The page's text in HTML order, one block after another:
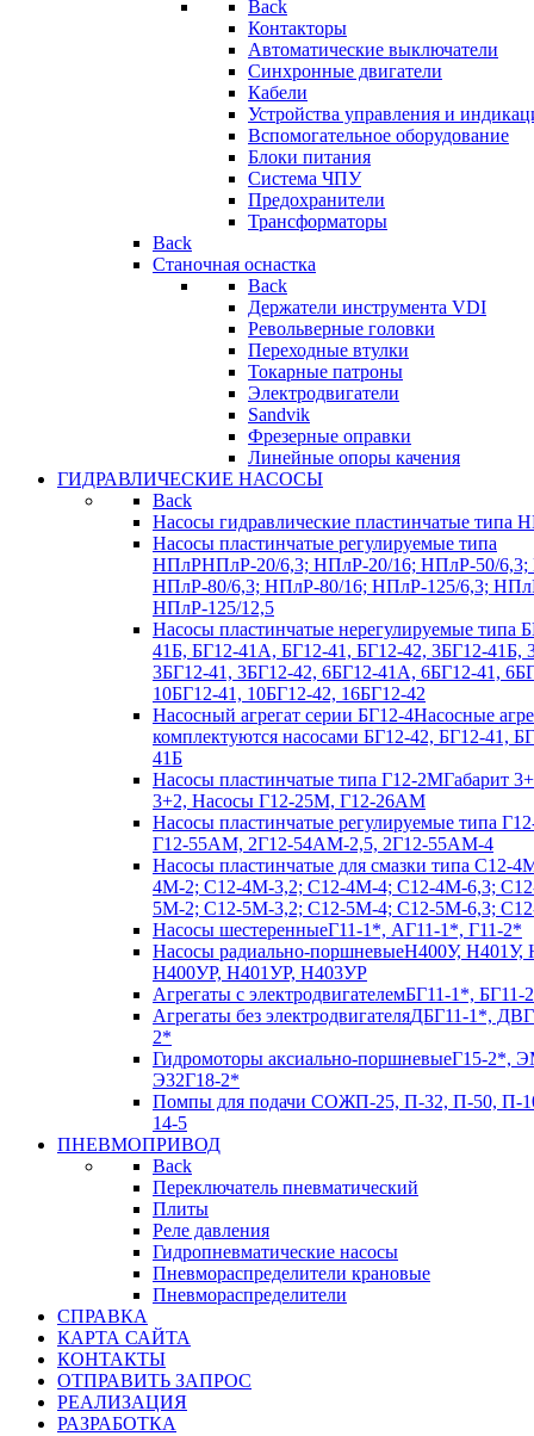
Back
Контакторы
Автоматические выключатели
Синхронные двигатели
Кабели
Устройства управления и
Вспомогательное оборудование
Блоки питания
Система ЧПУ
Предохранители
Трансформаторы
Back
Станочная оснастка
Back
Держатели инструмента VDI
Револьверные головки
Переходные втулки
Токарные патроны
Электродвигатели
Sandvik
Фрезерные оправки
Линейные опоры качения
ГИДРАВЛИЧЕСКИЕ НАСОСЫ
Back
Насосы гидравлические пластинчатые типа
Насосы пластинчатые регулируемые типа
НПлРНПлР-20/6,3; НПлР-20/16; НПлР-50/6,3;
НПлР-80/6,3; НПлР-80/16; НПлР-125/6,3;
НПлР-125/12,5
Насосы пластинчатые нерегулируемые типа
41Б, БГ12-41А, БГ12-41, БГ12-42, 3БГ12-41Б,
3БГ12-41, 3БГ12-42, 6БГ12-41А, 6БГ12-41,
10БГ12-41, 10БГ12-42, 16БГ12-42
Насосный агрегат серии БГ12-4Насосные
комплектуются насосами БГ12-42, БГ12-41,
41Б
Насосы пластинчатые типа Г12-2МГабарит
3+2, Насосы Г12-25М, Г12-26АМ
Насосы пластинчатые регулируемые типа
Г12-55АМ, 2Г12-54АМ-2,5, 2Г12-55АМ-4
Насосы пластинчатые для смазки типа C12-
4М-2; С12-4М-3,2; С12-4М-4; С12-4М-6,3;
5М-2; С12-5М-3,2; С12-5М-4; С12-5М-6,3;
Насосы шестеренныеГ11-1*, АГ11-1*, Г11-2*
Насосы радиально-поршневыеН400У, Н401У,
Н400УР, Н401УР, Н403УР
Агрегаты с электродвигателемБГ11-1*, БГ11-
Агрегаты без электродвигателяДБГ11-1*,
2*
Гидромоторы аксиально-поршневыеГ15-2*,
Э32Г18-2*
Помпы для подачи СОЖП-25, П-32, П-50, П-
14-5
ПНЕВМОПРИВОД
Back
Переключатель пневматический
Плиты
Реле давления
Гидропневматические насосы
Пневмораспределители крановые
Пневмораспределители
СПРАВКА
КАРТА САЙТА
КОНТАКТЫ
ОТПРАВИТЬ ЗАПРОС
РЕАЛИЗАЦИЯ
РАЗРАБОТКА